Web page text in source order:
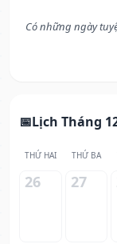
Có những ngày
Lịch Tháng
THỨ HAI THỨ BA
26 27